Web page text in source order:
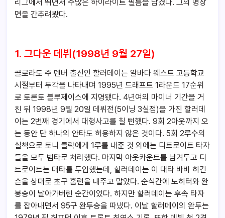
리그에서 뛰면서 수많은 하이라이트 필름을 남겼다. 그의 명장
면을 간추려봤다.
1. 그다운 데뷔(1998년 9월 27일)
콜로라도 주 덴버 출신인 할러데이는 알바다 웨스트 고등학교
시절부터 두각을 나타내며 1995년 드래프트 1라운드 17순위
로 토론토 블루제이스에 지명됐다. 4년여의 마이너 기간을 거
친 뒤 1998년 9월 20일 데뷔전(5이닝 3실점)을 가진 할러데
이는 2번째 경기에서 대형사고를 칠 뻔했다. 9회 2아웃까지 오
는 동안 단 하나의 안타도 허용하지 않은 것이다. 5회 2루수의
실책으로 토니 클락에게 1루를 내준 것 외에는 디트로이트 타자
들을 모두 범타로 처리했다. 마지막 아웃카운트를 남겨두고 디
트로이트는 대타를 투입했는데, 할러데이는 이 대타 바비 히긴
슨을 상대로 초구 홈런을 내주고 말았다. 순식간에 노히터와 완
봉승이 날아가버린 순간이었다. 하지만 할러데이는 후속 타자
를 잡아내면서 95구 완투승을 따냈다. 이날 할러데이의 완투는